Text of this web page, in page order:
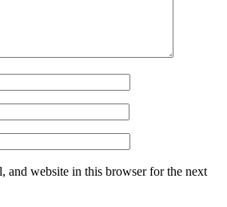
and website in this browser for the next